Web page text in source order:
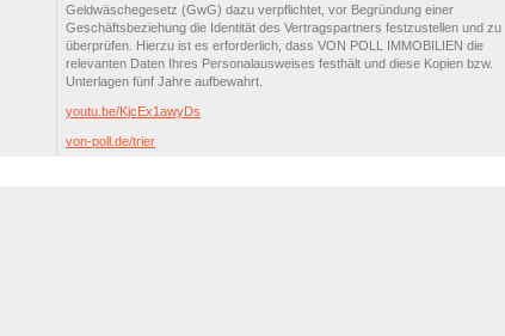
Geldwäschegesetz (GwG) dazu verpflichtet, vor Begründung einer
Geschäftsbeziehung die Identität des Vertragspartners festzustellen und zu
überprüfen. Hierzu ist es erforderlich, dass VON POLL IMMOBILIEN die
relevanten Daten Ihres Personalausweises festhält und diese Kopien bzw.
Unterlagen fünf Jahre aufbewahrt.
youtu.be/KjcEx1awyDs
von-poll.de/trier